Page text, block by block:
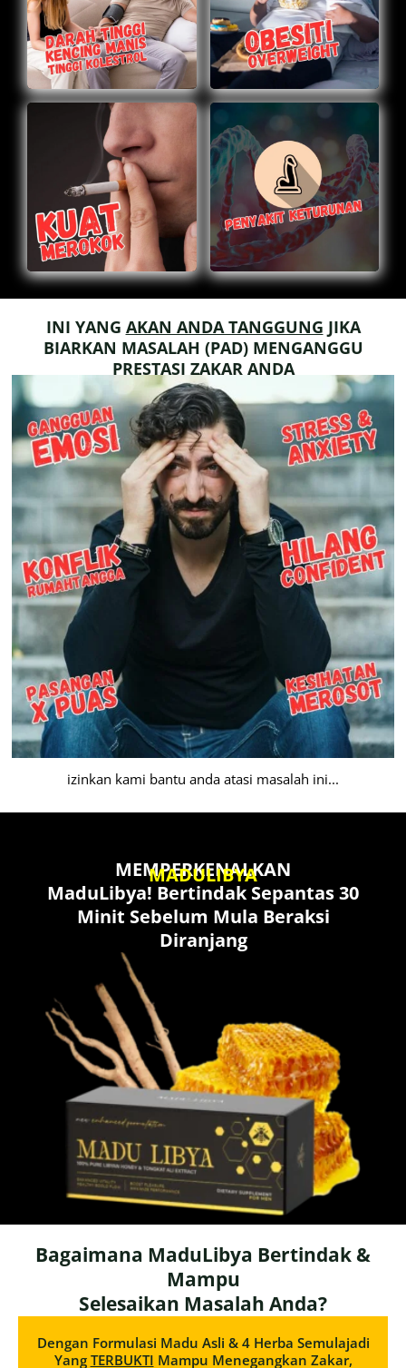
INI YANG AKAN ANDA TANGGUNG JIKA
BIARKAN MASALAH (PAD) MENGANGGU
PRESTASI ZAKAR ANDA
izinkan kami bantu anda atasi masalah ini...
MEMPERKENALKAN
MADULIBYA
MaduLibya! Bertindak Sepantas 30
Minit Sebelum Mula Beraksi
Diranjang
Bagaimana MaduLibya Bertindak &
Mampu
Selesaikan Masalah Anda?
Dengan Formulasi Madu Asli & 4 Herba Semulajadi
Yang TERBUKTI Mampu Menegangkan Zakar,